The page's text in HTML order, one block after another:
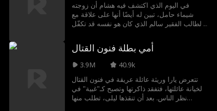
في اليوم الذي اكتشف فيه هشام أن زوجته
شيماء حامل، تبين له أيضًا أنها على علاقة مع
الطالب الفقير سالم الذي كان هو نفسه قد تكفّل
بالغضب الشديد، لم يفقد هشام صوابه، بل أمضى
أكثر من عشرين عامًا يخطط بصبر، حتى جعل
أمي بطلة فنون القتال
3.9M
40.9k
تتعرض يارا وريثة عائلة عريقة في فنون القتال
لخيانة عائلتها، فتفقد ذاكرتها وتصبح كـ"غبية" في
نظر الناس. بعد أن تنقذها ليلى، تطلب منها